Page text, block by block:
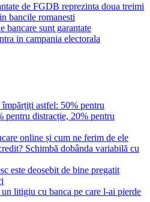
de FGDB reprezinta doua treimi
bancile romanesti
bancare sunt garantate
in campania electorala
astfel: 50% pentru
pentru distracție, 20% pentru
online și cum ne ferim de ele
Schimbă dobânda variabilă cu
este deosebit de bine pregatit
litigiu cu banca pe care l-ai pierde